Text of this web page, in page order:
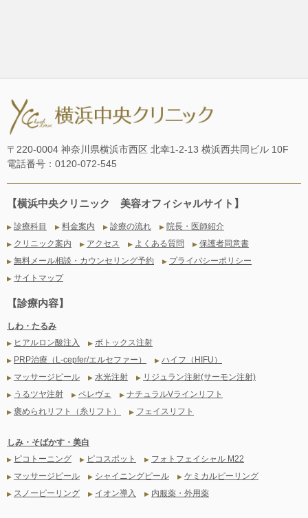
〒220-0004 神奈川県横浜市西区 北幸1-2-13 横浜西共同ビル 10F
電話番号：0120-072-545
【横浜中央クリニック 美容オフィシャルサイト】
▶ 診療科目 ▶ 料金案内 ▶ 診療の流れ ▶ 院長・医師紹介
▶ クリニック案内 ▶ アクセス ▶ よくある質問 ▶ 保護者同意書
▶ 無料メール相談・カウンセリング予約 ▶ プライバシーポリシー
▶ サイトマップ
【診療内容】
しわ・たるみ
▶ ヒアルロン酸注入 ▶ ボトックス注射
▶ PRP治療（L-cepfer/エルセファー） ▶ ハイフ（HIFU）
▶ マッサージピール ▶ 水光注射 ▶ リジュラン注射(サーモン注射)
▶ うるツヤ注射 ▶ ペレヴェ ▶ ナチュラルVラインリフト
▶ 褒められリフト（糸リフト） ▶ フェイスリフト
しみ・そばかす・美白
▶ ピコトーニング ▶ ピコスポット ▶ フォトフェイシャル M22
▶ マッサージピール ▶ シャイニングピール ▶ ケミカルピーリング
▶ スノーピーリング ▶ イオン導入 ▶ 内服薬・外用薬